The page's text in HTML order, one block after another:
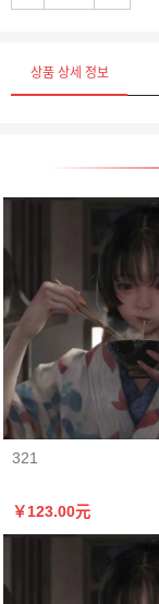
상품 상세 정보
321
￥123.00元